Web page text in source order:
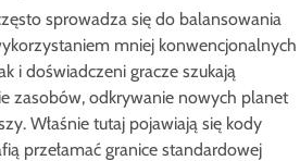
sprowadza się do balansowania
mniej konwencjonalnych
i doświadczeni gracze szukają
zasobów, odkrywanie nowych planet
Właśnie tutaj pojawiają się kody
przełamać granice standardowej